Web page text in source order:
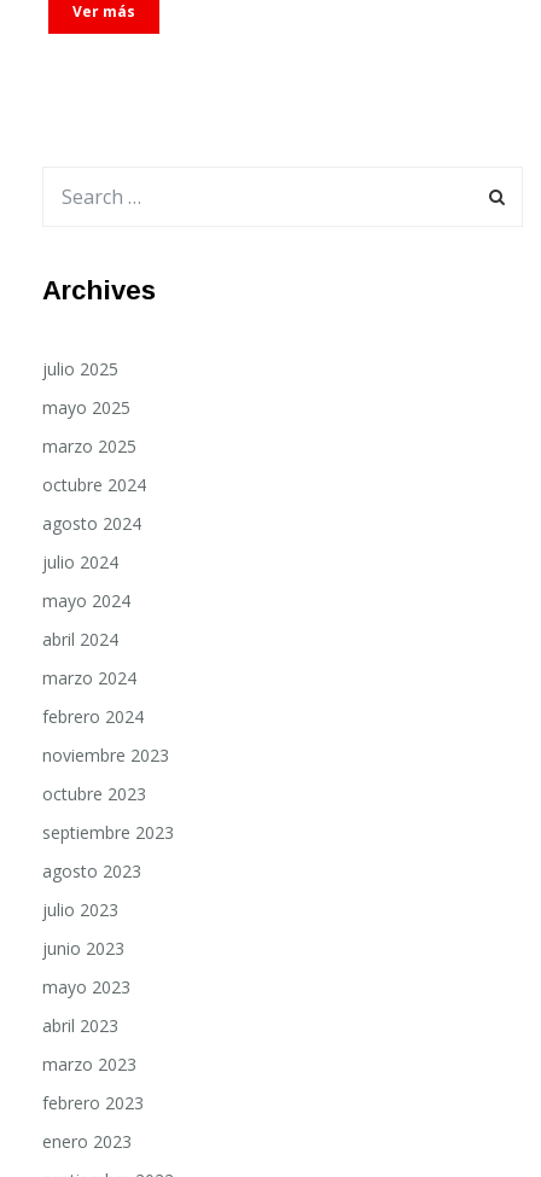
mayo 2025
marzo 2025
octubre 2024
agosto 2024
julio 2024
mayo 2024
abril 2024
marzo 2024
febrero 2024
noviembre 2023
octubre 2023
septiembre 2023
agosto 2023
julio 2023
junio 2023
mayo 2023
abril 2023
marzo 2023
febrero 2023
enero 2023
septiembre 2022